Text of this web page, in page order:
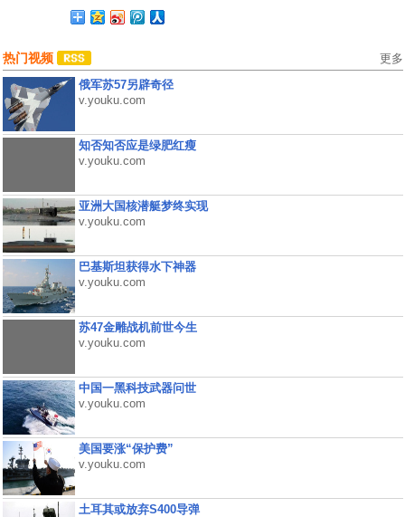
热门视频 更多
俄军苏57另辟奇径
v.youku.com
知否知否应是绿肥红瘦
v.youku.com
亚洲大国核潜艇梦终实现
v.youku.com
巴基斯坦获得水下神器
v.youku.com
苏47金雕战机前世今生
v.youku.com
中国一黑科技武器问世
v.youku.com
美国要涨“保护费”
v.youku.com
土耳其或放弃S400导弹